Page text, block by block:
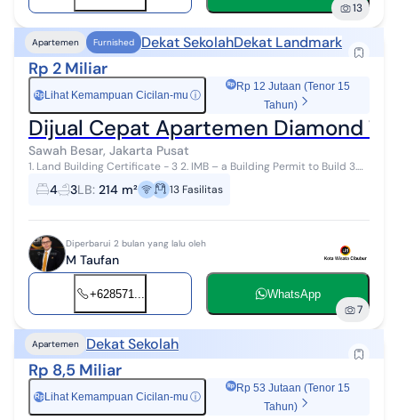
13
Apartemen Furnished Dekat SekolahDekat Landmark
Rp 2 Miliar
Rp Lihat Kemampuan Cicilan-mu ⓘ
Rp 12 Jutaan (Tenor 15
Tahun)
Dijual Cepat Apartemen Diamond
Sawah Besar, Jakarta Pusat
1. Land Building Certificate - 3 2. IMB – a Building Permit to Build 3.
Address : *Apartment Pesona Bahari* Diamond Tower 27th flr, Jl.
Mangga ...
4 3LB: 214 m² 13 Fasilitas
Diperbarui 2 bulan yang lalu oleh
M Taufan
+628571... WhatsApp
7
Apartemen Dekat Sekolah
Rp 8,5 Miliar
Rp Lihat Kemampuan Cicilan-mu ⓘ
Rp 53 Jutaan (Tenor 15
Tahun)